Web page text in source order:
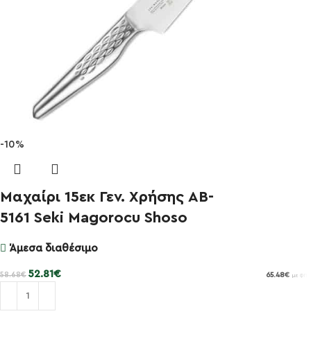
-10%
Μαχαίρι 15εκ Γεν. Χρήσης AB-
5161 Seki Magorocu Shoso
Άμεσα διαθέσιμο
58.68€ 52.81 € 65.48€ με ΦΠΑ